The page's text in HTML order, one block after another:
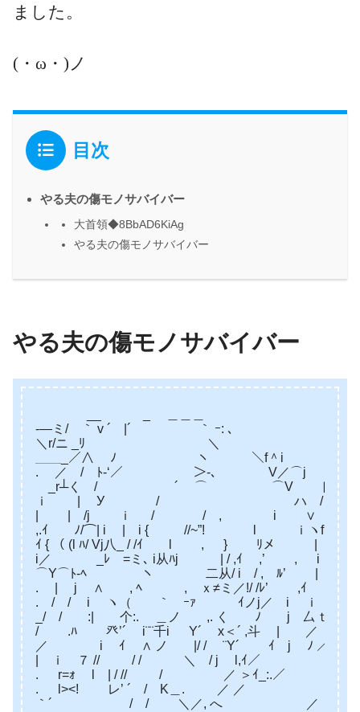
ました。
(・ω・)ノ
目次
やる夫の傷モノサバイバー
大首領◆8BbAD6KiAg
やる夫の傷モノサバイバー
やる夫の傷モノサバイバー
-―ミ/ ｀ v ´ |´ ｀ ｰ: ､
＼r/ニ _ﾘ ゞ ＼
＿＿_／∧ ﾉ ￣ ヽ ＼f＾i
. ／ / ﾄ-‘／ ＞‐､ V／⌒j
ゝ_r┴く / ´ ⌒ ⌒V ト､
ｉ | У / ハ / ヽ
| | /j ｉ / / , i ∨ ヽ ﾍ
,.ｲ ﾉ/⌒| i | i { //~”! l ｉヽf´ r‐
ｲ { （ (l ﾊ/ Vj八_ / /ｲ l , } ﾘメ | i＿_
i／ ゝ _ﾚ =ミ､ i从ﾊj | / ,ｲ ,’ , i :! /
⌒Y⌒ﾄ-ﾍ ヽ 二从/ i / , ﾙ’ | | {/
. | j ∧ , ﾍ , ｘ≠ミ／!/ /ﾚ’ ,ｲ .人 〉
. / / i ヽ（ ｀ ｰｧ ｲノj／ i ｉ / ﾉ
_/ / :| 个:. ＿ノ ,. く ﾉ j 厶ｔ
/ .ﾊ 癶’´ i¨¨千i Y´ x＜´ ,斗 | ／ /
／ i ゝｲ ∧ ノ |/ / ¨Y´ ｲ j ﾉ ／
| ｉ ７ // / / ＼ / j l,ｲ／
. r=ｫ l | / // / ／ ＞ｲ_:.／ , ‘
. l><! ゝレ’ ´ / K＿. ／ ／ ／
｀´ / / ＼／, へ ／